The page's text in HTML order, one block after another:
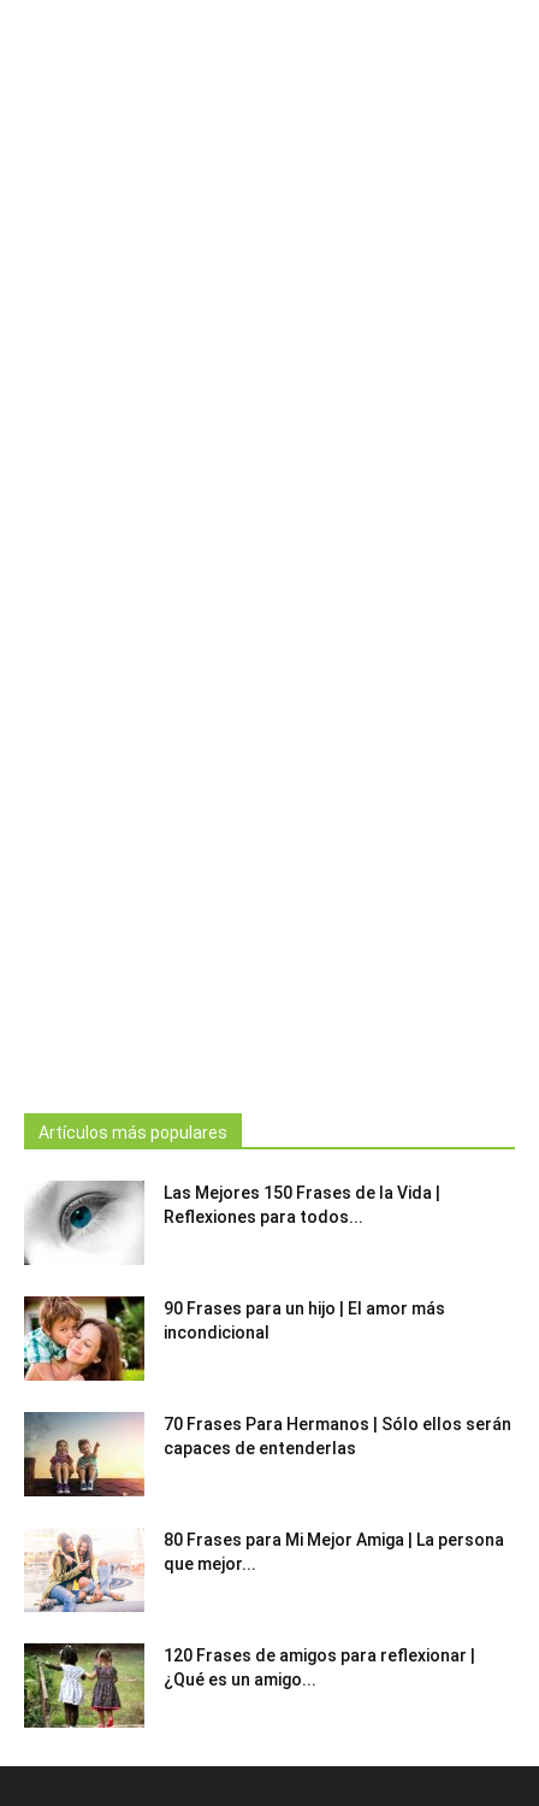
Artículos más populares
Las Mejores 150 Frases de la Vida |
Reflexiones para todos...
90 Frases para un hijo | El amor más
incondicional
70 Frases Para Hermanos | Sólo ellos serán
capaces de entenderlas
80 Frases para Mi Mejor Amiga | La persona
que mejor...
120 Frases de amigos para reflexionar |
¿Qué es un amigo...